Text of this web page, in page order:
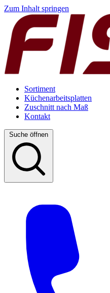
Zum Inhalt springen
Sortiment
Küchenarbeitsplatten
Zuschnitt nach Maß
Kontakt
Suche öffnen